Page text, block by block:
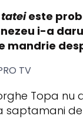
tateieste
i-a
mandrie
TV
Topa nu
saptamani